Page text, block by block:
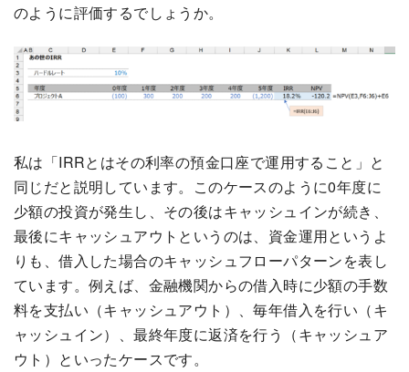
のように評価するでしょうか。
私は「IRRとはその利率の預金口座で運用すること」と
同じだと説明しています。このケースのように0年度に
少額の投資が発生し、その後はキャッシュインが続き、
最後にキャッシュアウトというのは、資金運用というよ
りも、借入した場合のキャッシュフローパターンを表し
ています。例えば、金融機関からの借入時に少額の手数
料を支払い（キャッシュアウト）、毎年借入を行い（キ
ャッシュイン）、最終年度に返済を行う（キャッシュア
ウト）といったケースです。